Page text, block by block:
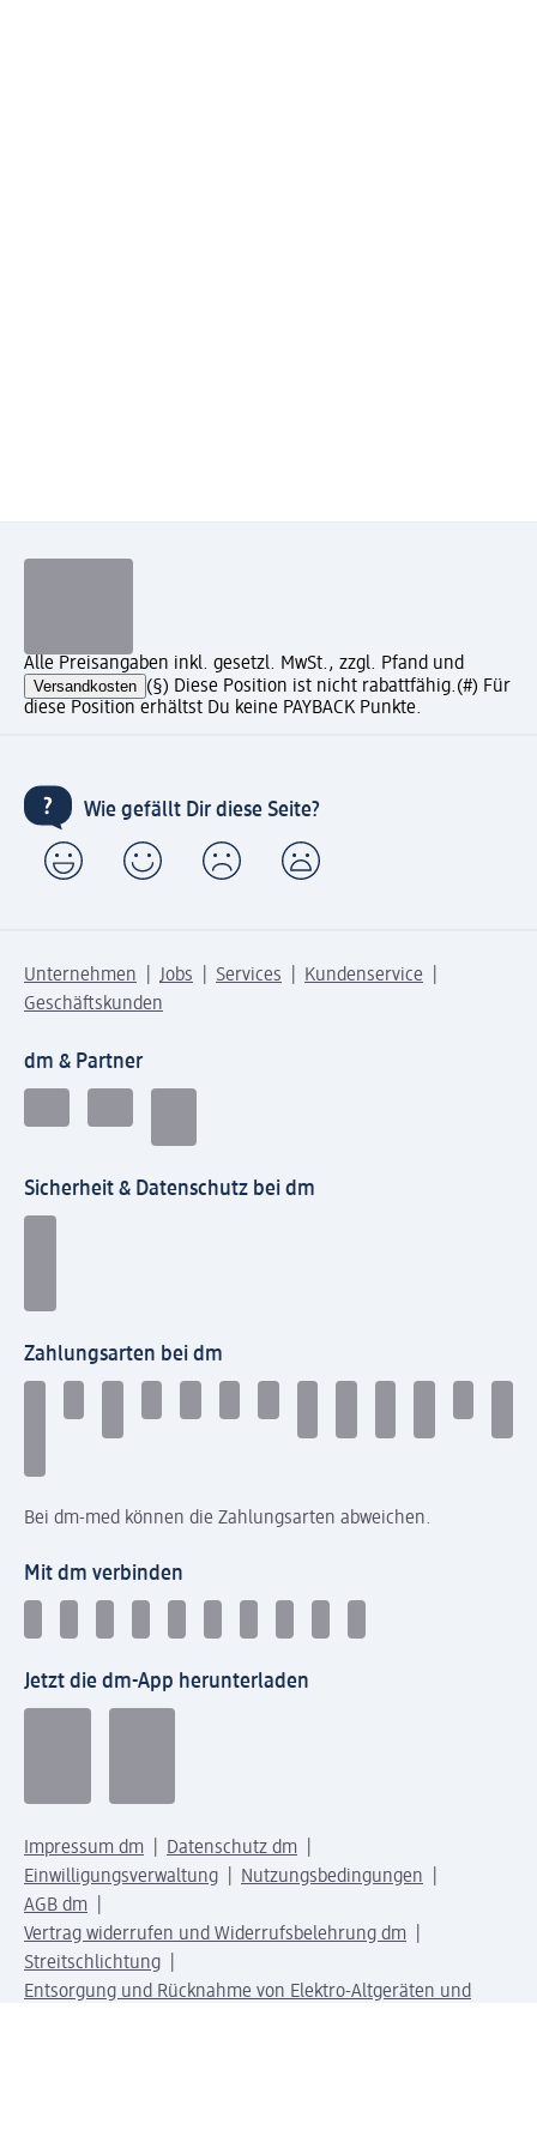
Alle Preisangaben inkl. gesetzl. MwSt., zzgl. Pfand und
Versandkosten (§) Diese Position ist nicht rabattfähig.(#) Für
diese Position erhältst Du keine PAYBACK Punkte.
Wie gefällt Dir diese Seite?
Unternehmen Jobs Services
Kundenservice
Geschäftskunden
dm & Partner
Sicherheit & Datenschutz bei dm
Zahlungsarten bei dm
Bei dm-med können die Zahlungsarten abweichen.
Mit dm verbinden
Jetzt die dm-App herunterladen
Impressum dm
Datenschutz dm
Einwilligungsverwaltung
Nutzungsbedingungen
AGB dm
Vertrag widerrufen und Widerrufsbelehrung dm
Streitschlichtung
Entsorgung und Rücknahme von Elektro-Altgeräten und